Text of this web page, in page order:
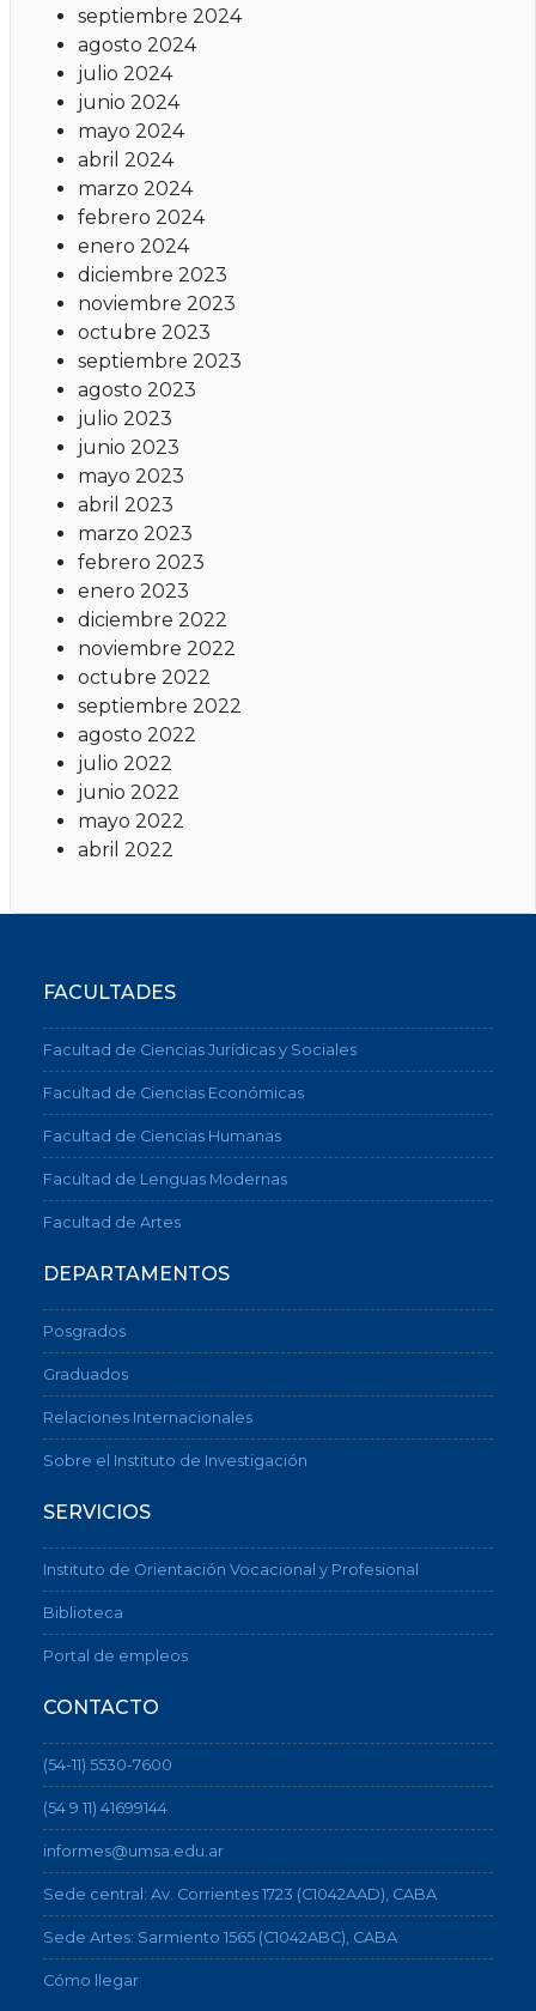
septiembre 2024
agosto 2024
julio 2024
junio 2024
mayo 2024
abril 2024
marzo 2024
febrero 2024
enero 2024
diciembre 2023
noviembre 2023
octubre 2023
septiembre 2023
agosto 2023
julio 2023
junio 2023
mayo 2023
abril 2023
marzo 2023
febrero 2023
enero 2023
diciembre 2022
noviembre 2022
octubre 2022
septiembre 2022
agosto 2022
julio 2022
junio 2022
mayo 2022
abril 2022
FACULTADES
Facultad de Ciencias Jurídicas y Sociales
Facultad de Ciencias Económicas
Facultad de Ciencias Humanas
Facultad de Lenguas Modernas
Facultad de Artes
DEPARTAMENTOS
Posgrados
Graduados
Relaciones Internacionales
Sobre el Instituto de Investigación
SERVICIOS
Instituto de Orientación Vocacional y Profesional
Biblioteca
Portal de empleos
CONTACTO
(54-11) 5530-7600
(54 9 11) 41699144
informes@umsa.edu.ar
Sede central: Av. Corrientes 1723 (C1042AAD), CABA
Sede Artes: Sarmiento 1565 (C1042ABC), CABA
Cómo llegar